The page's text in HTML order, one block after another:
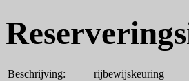
Beschrijving:
rijbewijskeuring